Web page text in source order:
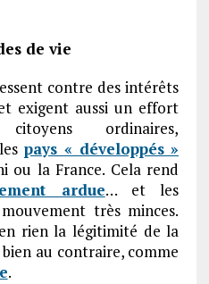
de vie
contre des intérêts
exigent aussi un effort
ordinaires,
pays « développés »
ou la France. Cela rend
ardue… et les
très minces.
rien la légitimité de la
au contraire, comme
.